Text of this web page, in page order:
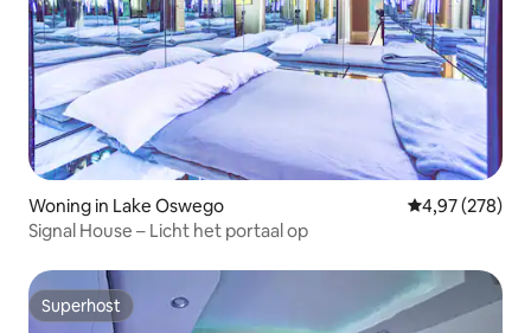
Woning in Lake Oswego Gemiddelde
4,97 (278)
Signal House – Licht het portaal op
Superhost
Superhost